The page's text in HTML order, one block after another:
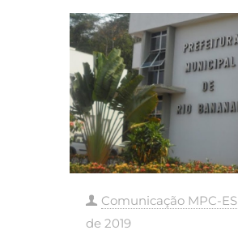
Comunicação MPC-ES
de 2019